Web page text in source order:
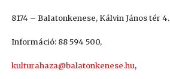
8174 – Balatonkenese, Kálvin János tér 4.
Információ: 88 594 500,
kulturahaza@balatonkenese.hu,